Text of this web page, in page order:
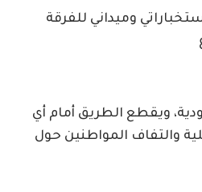
إلى تفوق استخباراتي وميداني للفرقة
ويقطع الطريق أمام أي
والتفاف المواطنين حول